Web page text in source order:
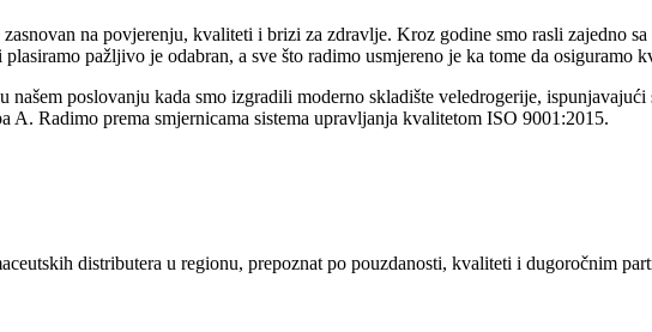
na povjerenju, kvaliteti i brizi za zdravlje. Kroz godine smo rasli zajedno
pažljivo je odabran, a sve što radimo usmjereno je ka tome da osiguramo
našem poslovanju kada smo izgradili moderno skladište veledrogerije,
A. Radimo prema smjernicama sistema upravljanja kvalitetom ISO 9001:2015.
distributera u regionu, prepoznat po pouzdanosti, kvaliteti i dugoročnim